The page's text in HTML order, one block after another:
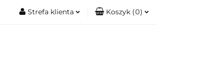
Strefa klienta Koszyk (0)